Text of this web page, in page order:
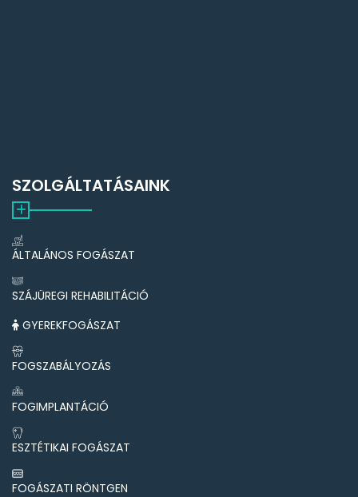
SZOLGÁLTATÁSAINK
ÁLTALÁNOS FOGÁSZAT
SZÁJÜREGI REHABILITÁCIÓ
GYEREKFOGÁSZAT
FOGSZABÁLYOZÁS
FOGIMPLANTÁCIÓ
ESZTÉTIKAI FOGÁSZAT
FOGÁSZATI RÖNTGEN